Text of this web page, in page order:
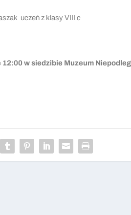
uczeń z klasy VIII c
w siedzibie Muzeum